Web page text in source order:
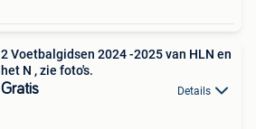
2 Voetbalgidsen 2024 -2025 van HLN en
het N , zie foto's.
Gratis Details